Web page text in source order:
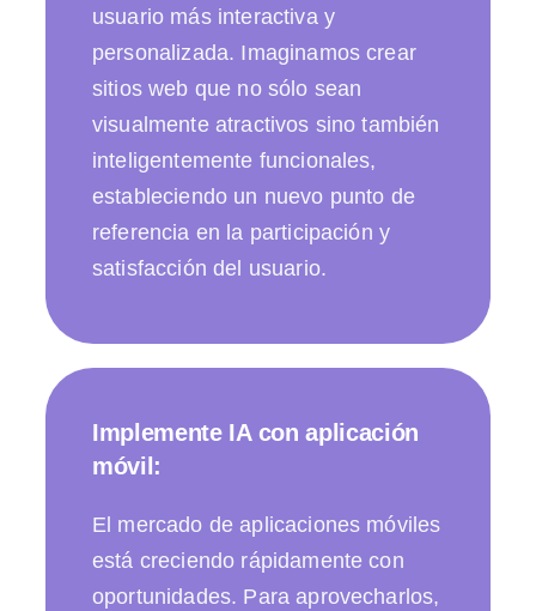
usuario más interactiva y
personalizada. Imaginamos crear
sitios web que no sólo sean
visualmente atractivos sino también
inteligentemente funcionales,
estableciendo un nuevo punto de
referencia en la participación y
satisfacción del usuario.
Implemente IA con aplicación
móvil:
El mercado de aplicaciones móviles
está creciendo rápidamente con
oportunidades. Para aprovecharlos,